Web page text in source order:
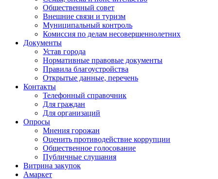
Общественный совет
Внешние связи и туризм
Муниципальный контроль
Комиссия по делам несовершеннолетних
Документы
Устав города
Нормативные правовые документы
Правила благоустройства
Открытые данные, перечень
Контакты
Телефонный справочник
Для граждан
Для организаций
Опросы
Мнения горожан
Оценить противодействие коррупции
Общественное голосование
Публичные слушания
Витрина закупок
Амаркет